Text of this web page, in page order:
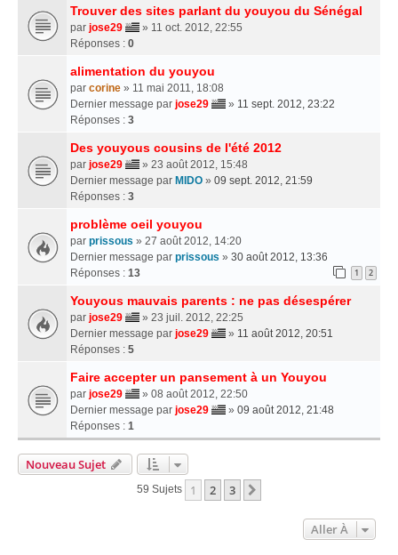
Trouver des sites parlant du youyou du Sénégal
par jose29
» 11 oct. 2012, 22:55
Réponses : 0
alimentation du youyou
par corine » 11 mai 2011, 18:08
Dernier message par jose29 » 11 sept. 2012, 23:22
Réponses : 3
Des youyous cousins de l'été 2012
par jose29
» 23 août 2012, 15:48
Dernier message par MIDO » 09 sept. 2012, 21:59
Réponses : 3
problème oeil youyou
par prissous » 27 août 2012, 14:20
Dernier message par prissous » 30 août 2012, 13:36
Réponses : 13 1 2
Youyous mauvais parents : ne pas désespérer
par jose29
» 23 juil. 2012, 22:25
Dernier message par jose29 » 11 août 2012, 20:51
Réponses : 5
Faire accepter un pansement à un Youyou
par jose29
» 08 août 2012, 22:50
Dernier message par jose29 » 09 août 2012, 21:48
Réponses : 1
Nouveau Sujet
59 Sujets 1 2 3
Aller À